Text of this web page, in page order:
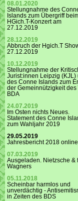
08.01.2020
Stellungnahme des
Islands zum Übergriff
HGich.T-Konzert am
27.12.2019
28.12.2019
Abbruch der Hgich.T
27.12.2019
10.12.2019
Stellungnahme der
Jurist:innen Leipzig (KJL)
des Conne Islands zum
der Gemeinnützigkeit des
BDA
24.07.2019
Im Osten nichts Neues.
Statement des Conne
zum Wahljahr 2019
29.05.2019
Jahresbericht 2018
07.03.2019
Ausgeladen. Nietzsche &
Wagners
05.11.2018
Scheinbar harmlos und
unverdächtig -
in Zeiten des BDS